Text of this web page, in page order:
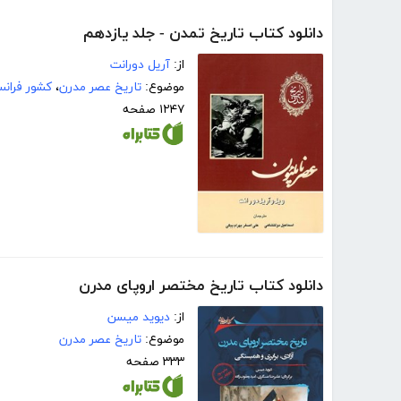
دانلود کتاب تاریخ تمدن - جلد یازدهم
از: آریل دورانت
موضوع: تاریخ عصر مدرن، کشور
۱۲۴۷ صفحه
دانلود کتاب تاریخ مختصر اروپای مدرن
از: دیوید میسن
موضوع: تاریخ عصر مدرن
۳۳۳ صفحه